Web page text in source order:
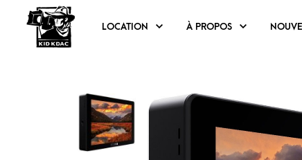
LOCATION À PROPOS